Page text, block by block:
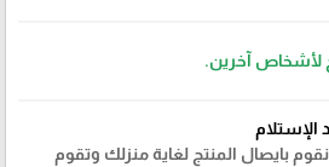
لأشخاص آخرين.
الإستلام
بايصال المنتج لغاية منزلك وتقوم